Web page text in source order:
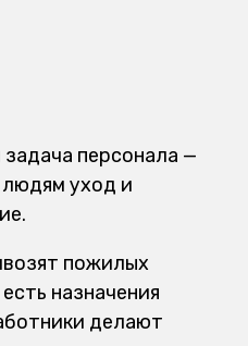
задача персонала —
уход и
пожилых
назначения
делают